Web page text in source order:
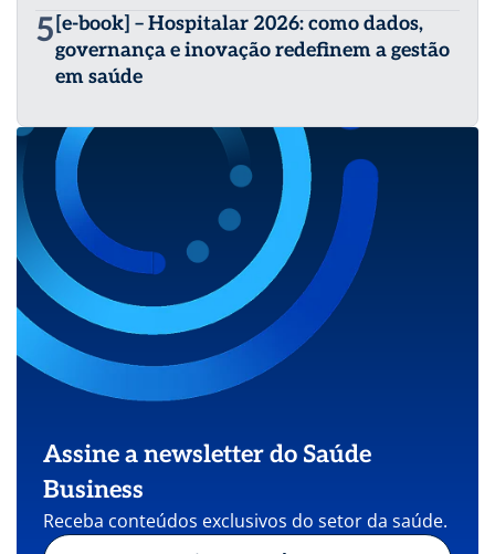
5 [e-book] – Hospitalar 2026: como dados,
governança e inovação redefinem a gestão
em saúde
Assine a newsletter do Saúde
Business
Receba conteúdos exclusivos do setor da saúde.